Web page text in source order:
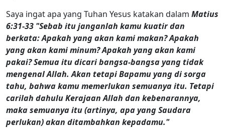
Saya ingat apa yang Tuhan Yesus katakan dalam Matius
6:31-33 "Sebab itu janganlah kamu kuatir dan
berkata: Apakah yang akan kami makan? Apakah
yang akan kami minum? Apakah yang akan kami
pakai? Semua itu dicari bangsa-bangsa yang tidak
mengenal Allah. Akan tetapi Bapamu yang di sorga
tahu, bahwa kamu memerlukan semuanya itu. Tetapi
carilah dahulu Kerajaan Allah dan kebenarannya,
maka semuanya itu (artinya, apa yang Saudara
perlukan) akan ditambahkan kepadamu."